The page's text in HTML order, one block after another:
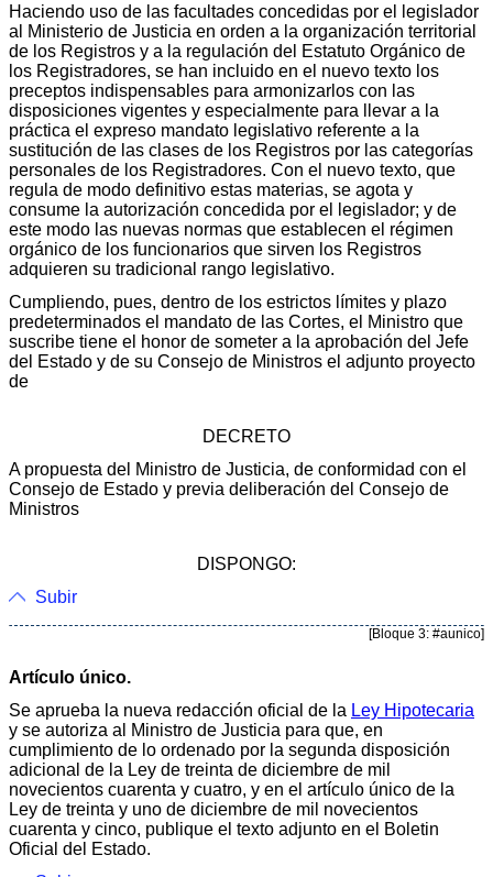
Haciendo uso de las facultades concedidas por el legislador
al Ministerio de Justicia en orden a la organización territorial
de los Registros y a la regulación del Estatuto Orgánico de
los Registradores, se han incluido en el nuevo texto los
preceptos indispensables para armonizarlos con las
disposiciones vigentes y especialmente para llevar a la
práctica el expreso mandato legislativo referente a la
sustitución de las clases de los Registros por las categorías
personales de los Registradores. Con el nuevo texto, que
regula de modo definitivo estas materias, se agota y
consume la autorización concedida por el legislador; y de
este modo las nuevas normas que establecen el régimen
orgánico de los funcionarios que sirven los Registros
adquieren su tradicional rango legislativo.
Cumpliendo, pues, dentro de los estrictos límites y plazo
predeterminados el mandato de las Cortes, el Ministro que
suscribe tiene el honor de someter a la aprobación del Jefe
del Estado y de su Consejo de Ministros el adjunto proyecto
de
DECRETO
A propuesta del Ministro de Justicia, de conformidad con el
Consejo de Estado y previa deliberación del Consejo de
Ministros
DISPONGO:
Subir
[Bloque 3: #aunico]
Artículo único.
Se aprueba la nueva redacción oficial de la Ley Hipotecaria
y se autoriza al Ministro de Justicia para que, en
cumplimiento de lo ordenado por la segunda disposición
adicional de la Ley de treinta de diciembre de mil
novecientos cuarenta y cuatro, y en el artículo único de la
Ley de treinta y uno de diciembre de mil novecientos
cuarenta y cinco, publique el texto adjunto en el Boletin
Oficial del Estado.